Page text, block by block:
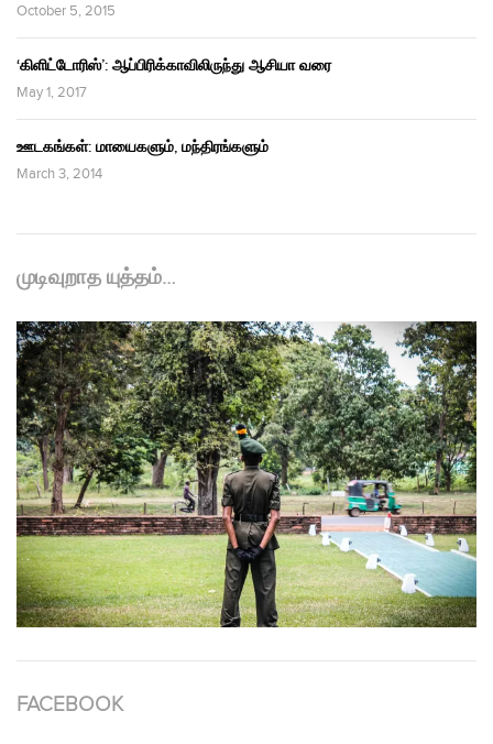
October 5, 2015
‘கிளிட்டோரிஸ்’: ஆப்பிரிக்காவிலிருந்து ஆசியா வரை
May 1, 2017
ஊடகங்கள்: மாயைகளும், மந்திரங்களும்
March 3, 2014
முடிவுறாத யுத்தம்…
FACEBOOK